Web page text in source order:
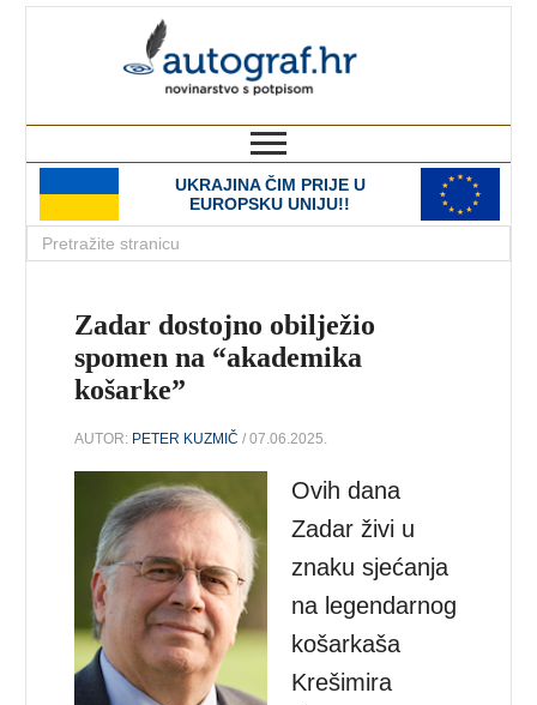
UKRAJINA ČIM PRIJE U
EUROPSKU UNIJU!!
Zadar dostojno obilježio
spomen na “akademika
košarke”
AUTOR: PETER KUZMIČ / 07.06.2025.
Ovih dana
Zadar živi u
znaku sjećanja
na legendarnog
košarkaša
Krešimira